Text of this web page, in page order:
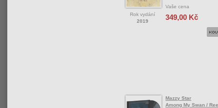
Rok vydání
2019
Vaše cena
349,00 Kč
Mazzy Star
Among My Swan /